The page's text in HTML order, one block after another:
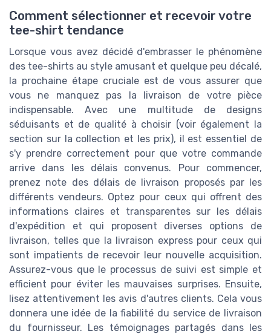
Comment sélectionner et recevoir votre
tee-shirt tendance
Lorsque vous avez décidé d'embrasser le phénomène
des tee-shirts au style amusant et quelque peu décalé,
la prochaine étape cruciale est de vous assurer que
vous ne manquez pas la livraison de votre pièce
indispensable. Avec une multitude de designs
séduisants et de qualité à choisir (voir également la
section sur la collection et les prix), il est essentiel de
s'y prendre correctement pour que votre commande
arrive dans les délais convenus. Pour commencer,
prenez note des délais de livraison proposés par les
différents vendeurs. Optez pour ceux qui offrent des
informations claires et transparentes sur les délais
d'expédition et qui proposent diverses options de
livraison, telles que la livraison express pour ceux qui
sont impatients de recevoir leur nouvelle acquisition.
Assurez-vous que le processus de suivi est simple et
efficient pour éviter les mauvaises surprises. Ensuite,
lisez attentivement les avis d'autres clients. Cela vous
donnera une idée de la fiabilité du service de livraison
du fournisseur. Les témoignages partagés dans les